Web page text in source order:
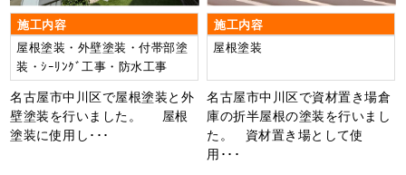
施工内容
屋根塗装・外壁塗装・付帯部塗
装・ｼｰﾘﾝｸﾞ工事・防水工事
名古屋市中川区で屋根塗装と外
壁塗装を行いました。 屋根
塗装に使用し･･･
施工内容
屋根塗装
名古屋市中川区で資材置き場倉
庫の折半屋根の塗装を行いまし
た。 資材置き場として使
用･･･